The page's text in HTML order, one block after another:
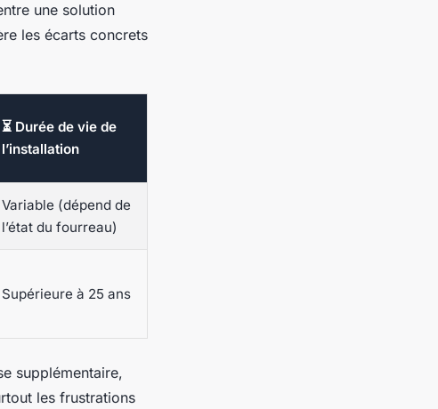
une solution
les écarts concrets
⏳ Durée de vie de
l’installation
Variable (dépend de
l’état du fourreau)
Supérieure à 25 ans
supplémentaire,
les frustrations